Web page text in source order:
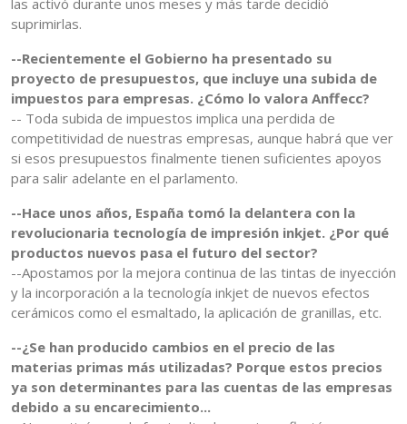
las activó durante unos meses y más tarde decidió
suprimirlas.
--Recientemente el Gobierno ha presentado su
proyecto de presupuestos, que incluye una subida de
impuestos para empresas. ¿Cómo lo valora Anffecc?
-- Toda subida de impuestos implica una perdida de
competitividad de nuestras empresas, aunque habrá que ver
si esos presupuestos finalmente tienen suficientes apoyos
para salir adelante en el parlamento.
--Hace unos años, España tomó la delantera con la
revolucionaria tecnología de impresión inkjet. ¿Por qué
productos nuevos pasa el futuro del sector?
--Apostamos por la mejora continua de las tintas de inyección
y la incorporación a la tecnología inkjet de nuevos efectos
cerámicos como el esmaltado, la aplicación de granillas, etc.
--¿Se han producido cambios en el precio de las
materias primas más utilizadas? Porque estos precios
ya son determinantes para las cuentas de las empresas
debido a su encarecimiento...